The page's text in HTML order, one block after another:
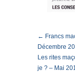
← Francs
Décembre
Les rites
je ? – Mai